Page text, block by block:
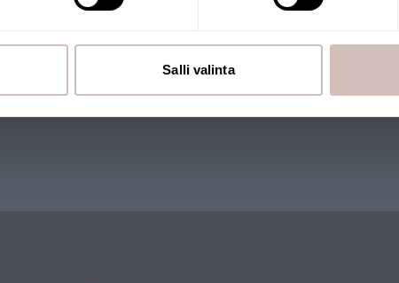
Salli valinta
Verkkokauppaa pitää
Myös monilla